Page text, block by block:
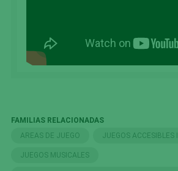
FAMILIAS RELACIONADAS
AREAS DE JUEGO
JUEGOS ACCESIBLES
JUEGOS MUSICALES